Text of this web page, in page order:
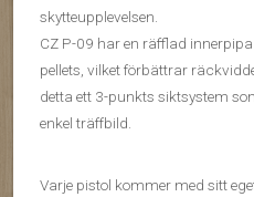
skytteupplevelsen.
CZ P-09 har en räfflad
pellets, vilket förbättrar
detta ett 3-punkts siktsystem
enkel träffbild.
Varje pistol kommer med sitt